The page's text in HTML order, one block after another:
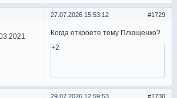
1729
27.07.2026 15:53:12
Когда откроете тему Плющенко?
+2
1730
29.07.2026 12:59:53